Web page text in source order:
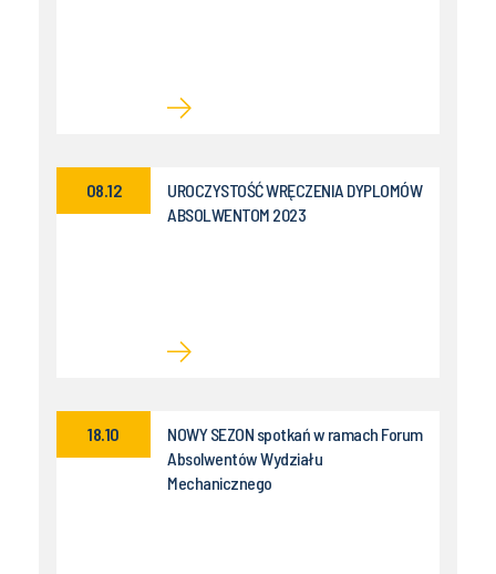
UROCZYSTOŚĆ WRĘCZENIA DYPLOMÓW
ABSOLWENTOM 2023
08.12
NOWY SEZON spotkań w ramach Forum
Absolwentów Wydziału
Mechanicznego
18.10